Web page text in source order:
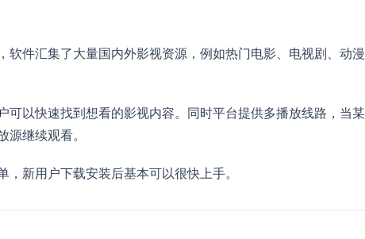
软件汇集了大量国内外影视资源，例如热门电影、电视剧、动
可以快速找到想看的影视内容。同时平台提供多播放线路，当
继续观看。
新用户下载安装后基本可以很快上手。